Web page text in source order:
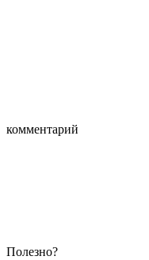
комментарий
Полезно?